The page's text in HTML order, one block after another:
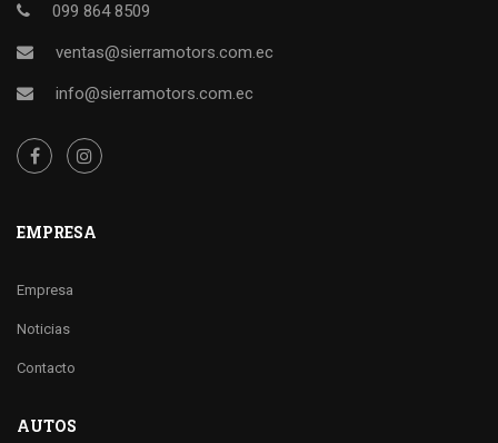
099 864 8509
ventas@sierramotors.com.ec
info@sierramotors.com.ec
EMPRESA
Empresa
Noticias
Contacto
AUTOS